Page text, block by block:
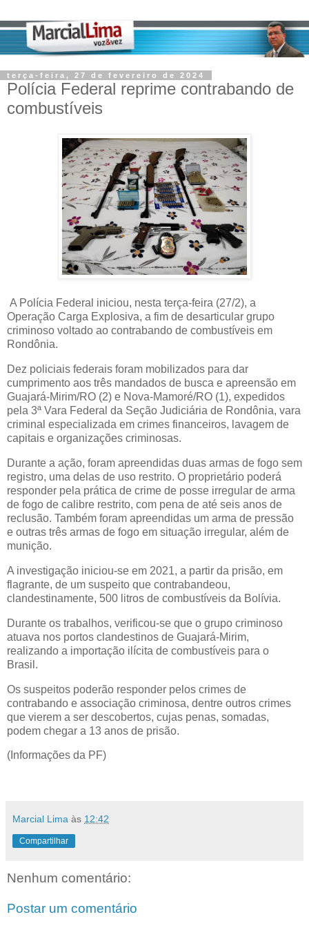
terça-feira, 27 de fevereiro de 2024
Polícia Federal reprime contrabando de
combustíveis
A Polícia Federal iniciou, nesta terça-feira (27/2), a
Operação Carga Explosiva, a fim de desarticular grupo
criminoso voltado ao contrabando de combustíveis em
Rondônia.
Dez policiais federais foram mobilizados para dar
cumprimento aos três mandados de busca e apreensão em
Guajará-Mirim/RO (2) e Nova-Mamoré/RO (1), expedidos
pela 3ª Vara Federal da Seção Judiciária de Rondônia, vara
criminal especializada em crimes financeiros, lavagem de
capitais e organizações criminosas.
Durante a ação, foram apreendidas duas armas de fogo sem
registro, uma delas de uso restrito. O proprietário poderá
responder pela prática de crime de posse irregular de arma
de fogo de calibre restrito, com pena de até seis anos de
reclusão. Também foram apreendidas um arma de pressão
e outras três armas de fogo em situação irregular, além de
munição.
A investigação iniciou-se em 2021, a partir da prisão, em
flagrante, de um suspeito que contrabandeou,
clandestinamente, 500 litros de combustíveis da Bolívia.
Durante os trabalhos, verificou-se que o grupo criminoso
atuava nos portos clandestinos de Guajará-Mirim,
realizando a importação ilícita de combustíveis para o
Brasil.
Os suspeitos poderão responder pelos crimes de
contrabando e associação criminosa, dentre outros crimes
que vierem a ser descobertos, cujas penas, somadas,
podem chegar a 13 anos de prisão.
(Informações da PF)
Marcial Lima às 12:42
Compartilhar
Nenhum comentário:
Postar um comentário